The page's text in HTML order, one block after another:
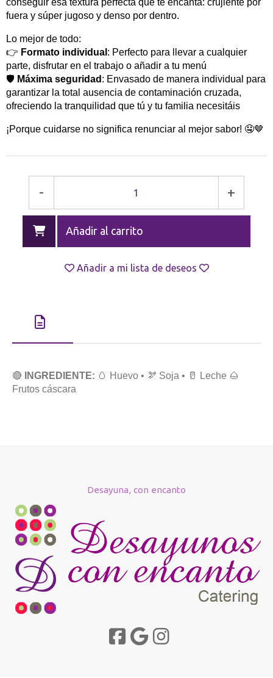
conseguir esa textura perfecta que te encanta: crujiente por
fuera y súper jugoso y denso por dentro.
Lo mejor de todo:
👉 Formato individual : Perfecto para llevar a cualquier
parte, disfrutar en el trabajo o añadir a tu menú
🛡️ Máxima seguridad : Envasado de manera individual para
garantizar la total ausencia de contaminación cruzada,
ofreciendo la tranquilidad que tú y tu familia necesitáis
¡Porque cuidarse no significa renunciar al mejor sabor! 🤤🤎
- +
Añadir al carrito
Añadir a mi lista de deseos
🔴 INGREDIENTE: 🥚 Huevo • 🫘 Soja • 🥛 Leche 🌰
Frutos cáscara
Desayuna, con encanto